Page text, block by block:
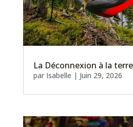
La Déconnexion à la
par Isabelle | Juin 29, 2026